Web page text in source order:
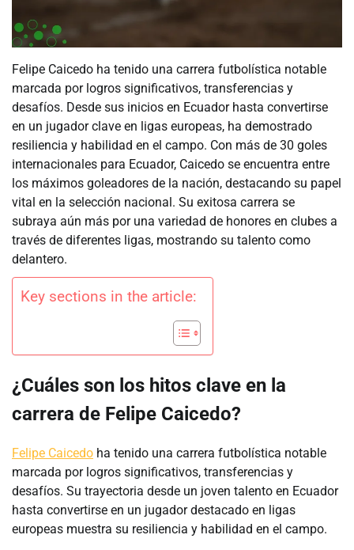
Felipe Caicedo ha tenido una carrera futbolística notable
marcada por logros significativos, transferencias y
desafíos. Desde sus inicios en Ecuador hasta convertirse
en un jugador clave en ligas europeas, ha demostrado
resiliencia y habilidad en el campo. Con más de 30 goles
internacionales para Ecuador, Caicedo se encuentra entre
los máximos goleadores de la nación, destacando su papel
vital en la selección nacional. Su exitosa carrera se
subraya aún más por una variedad de honores en clubes a
través de diferentes ligas, mostrando su talento como
delantero.
Key sections in the article:
¿Cuáles son los hitos clave en la
carrera de Felipe Caicedo?
Felipe Caicedo ha tenido una carrera futbolística notable
marcada por logros significativos, transferencias y
desafíos. Su trayectoria desde un joven talento en Ecuador
hasta convertirse en un jugador destacado en ligas
europeas muestra su resiliencia y habilidad en el campo.